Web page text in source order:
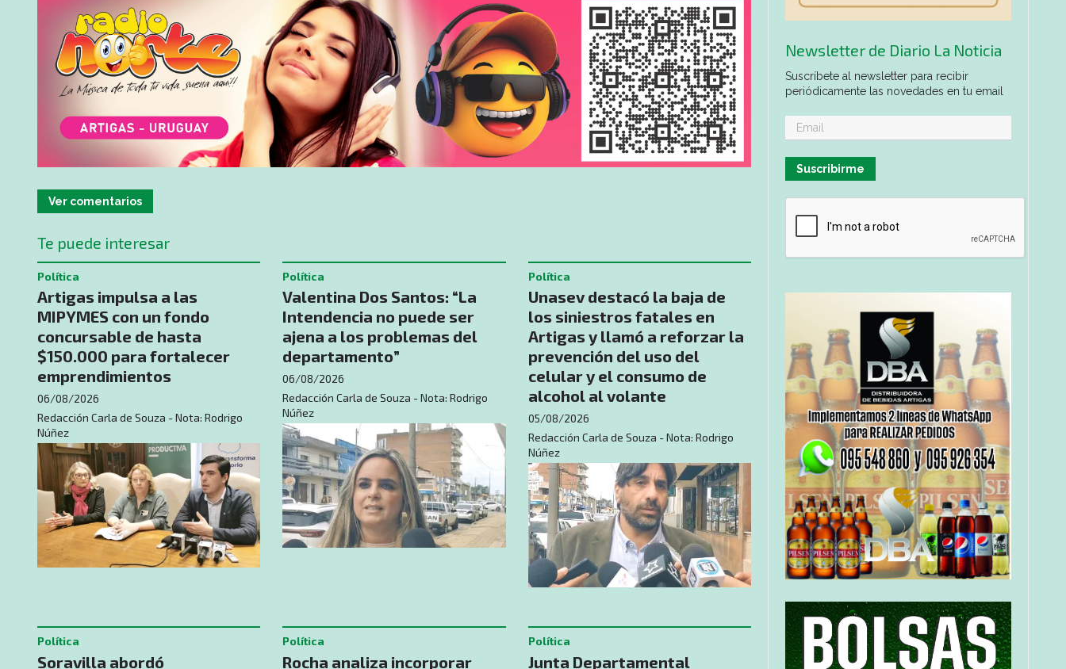
Ver comentarios
Te puede interesar
Artigas impulsa a las
MIPYMES con un fondo
concursable de hasta
$150.000 para fortalecer
emprendimientos
Redacción Carla de Souza - Nota: Rodrigo
Núñez
Política
06/08/2026
Valentina Dos Santos: “La
Intendencia no puede ser
ajena a los problemas del
departamento”
Redacción Carla de Souza - Nota: Rodrigo
Núñez
Política
06/08/2026
Unasev destacó la baja de
los siniestros fatales en
Artigas y llamó a reforzar la
prevención del uso del
celular y el consumo de
alcohol al volante
Redacción Carla de Souza - Nota: Rodrigo
Núñez
Política
05/08/2026
Soravilla abordó
Política
Rocha analiza incorporar
Política
Junta Departamental
Política
Newsletter de Diario La Noticia
Suscríbete al newsletter para recibir
periódicamente las novedades en tu email
Suscribirme